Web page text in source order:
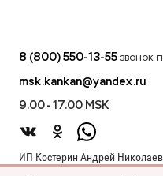
8 (800) 550-13-55 звонок
msk.kankan@yandex.ru
9.00 - 17.00 MSK
ИП Костерин Андрей